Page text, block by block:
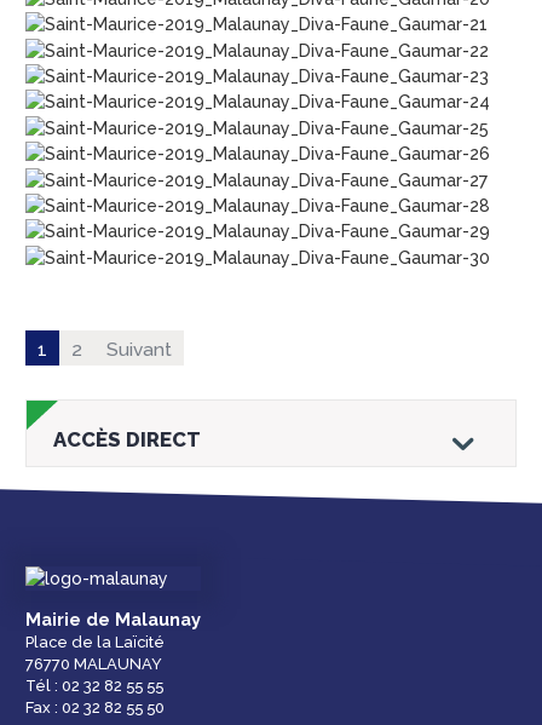
1 2 Suivant
ACCÈS DIRECT
Droits et
démarches
Mairie de Malaunay
Place de la Laïcité
76770 MALAUNAY
Tél : 02 32 82 55 55
Fax : 02 32 82 55 50